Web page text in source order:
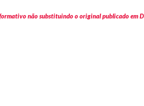
não substituindo o original publicado em